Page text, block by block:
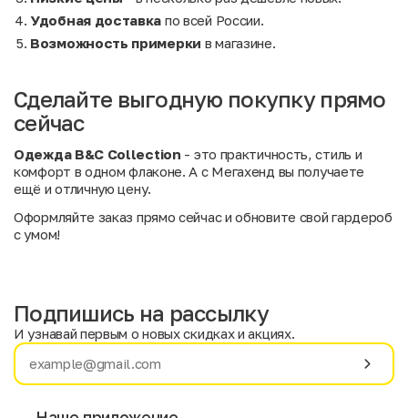
Удобная доставка по всей России.
Возможность примерки в магазине.
Сделайте выгодную покупку прямо
сейчас
Одежда B&C Collection - это практичность, стиль и
комфорт в одном флаконе. А с Мегахенд вы получаете
ещё и отличную цену.
Оформляйте заказ прямо сейчас и обновите свой гардероб
с умом!
Имя
Подпишись на рассылку
И узнавай первым о новых скидках и акциях.